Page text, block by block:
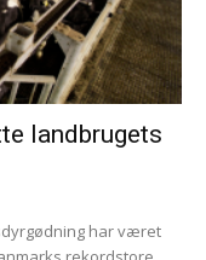
landbrugets
har været